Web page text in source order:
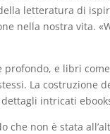
letteratura di
nella nostra vita.
e libri
La costruzione
intricati
che non è stata